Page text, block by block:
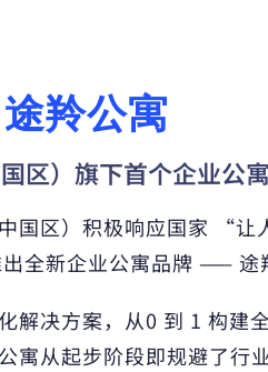
途羚公寓
区）旗下首个企业公
国区）积极响应国家 “让
全新企业公寓品牌 —— 途
解决方案，从0 到 1 构建
寓从起步阶段即规避了行